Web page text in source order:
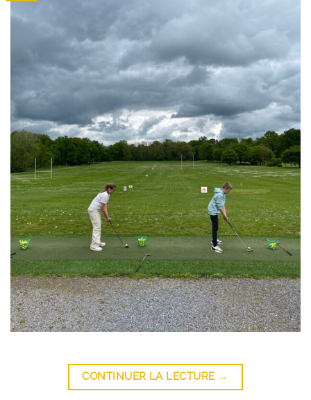
CONTINUER LA LECTURE →